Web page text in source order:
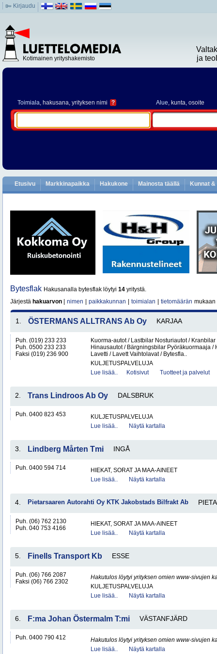
Kirjaudu
Kotimainen yrityshakemisto
ja
Toimiala, hakusana, yrityksen nimi ? Alue, kunta, osoite
Etusivu Markkinapaikka Hakukone Mainosta täällä Kunnat
Bytesflak Hakusanalla bytesflak löytyi 14 yritystä.
Järjestä hakuarvon nimen paikkakunnan toimialan tietomäärän mukaan
1. ÖSTERMANS ALLTRANS Ab Oy KARJAA
Puh. (019) 233 233
Puh. 0500 233 233
Faksi (019) 236 900
Kuorma-autot / Lastbilar Nosturiautot /
Hinausautot / Bärgningsbilar Pyöräkuormaaja /
Lavetti / Lavett Vaihtolavat / Bytesfla..
KULJETUSPALVELUJA
Lue lisää..
Kotisivut Tuotteet ja palvelut
2. Trans Lindroos Ab Oy DALSBRUK
Puh. 0400 823 453
KULJETUSPALVELUJA
Lue lisää..
Näytä kartalla
3. Lindberg Mårten Tmi INGÅ
Puh. 0400 594 714
HIEKAT, SORAT JA MAA-AINEET
Lue lisää..
Näytä kartalla
4. Pietarsaaren Autorahti Oy KTK Jakobstads Bilfrakt Ab
Puh. (06) 762 2130
Puh. 040 753 4166
HIEKAT, SORAT JA MAA-AINEET
Lue lisää..
Näytä kartalla
5. Finells Transport Kb ESSE
Puh. (06) 766 2087
Faksi (06) 766 2302
Hakutulos löytyi yrityksen omien www-sivujen
KULJETUSPALVELUJA
Lue lisää..
Näytä kartalla
6. F:ma Johan Östermalm T:mi VÄSTANFJÄRD
Puh. 0400 790 412
Hakutulos löytyi yrityksen omien www-sivujen
Lue lisää..
Näytä kartalla